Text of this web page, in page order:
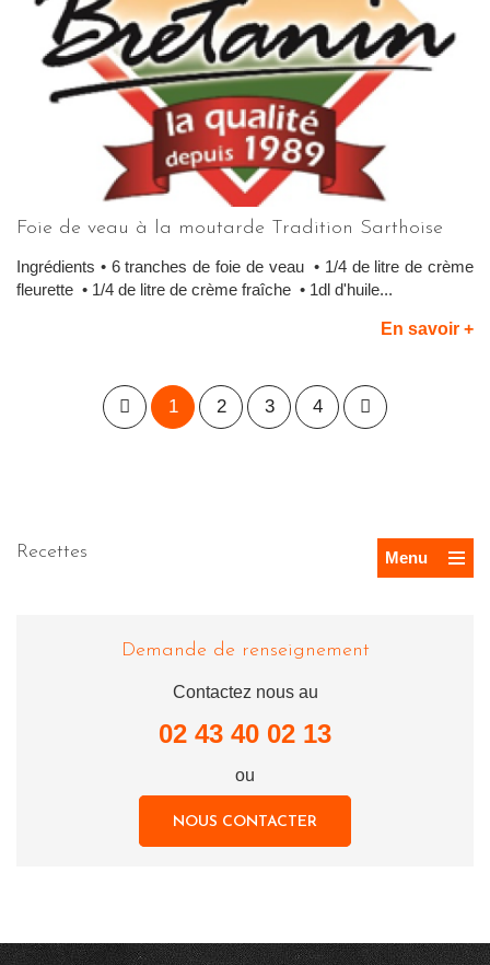
Foie de veau à la moutarde Tradition Sarthoise
Ingrédients • 6 tranches de foie de veau • 1/4 de litre de crème
fleurette • 1/4 de litre de crème fraîche • 1dl d'huile...
En savoir +
1 2 3 4
Recettes Menu
Demande de renseignement
Contactez nous au
02 43 40 02 13
ou
NOUS CONTACTER